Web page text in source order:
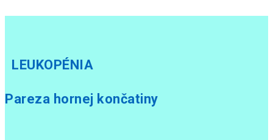
LEUKOPÉNIA
Pareza hornej končatiny